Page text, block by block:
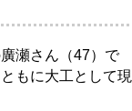
瀬さん（47）で
もに大工として現